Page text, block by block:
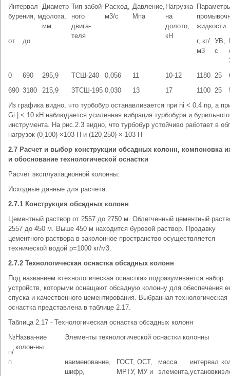
Интервал
бурения, м
Диаметр
долота,
мм
Тип забой-
ного
двига-
теля
Расход,
м3/с
Давление,
Мпа
Нагрузка
на
долото,
кН
жидкости
от
до
r, кг/
м3
УВ,
с
0
690 295,9 ТСШ-240 0,056 11 10-12 1180 25
690 3180 215,9 3ТСШ-195 0,030 13 17 1100 25
Из графика видно, что турбобур останавливается при ni < 0,4 np, а
Gi | < 10 кН наблюдается усиленная вибрация турбобура и бурильного
инструмента. На рис.2.3 видно, что турбобур устойчиво работает в
нагрузок (0¸100) ×103 Н и (120¸250) × 103 Н
2.7 Расчет и выбор конструкции обсадных колонн, компоновка
и обоснование технологической оснастки
Расчет эксплуатационной колонны:
Исходные данные для расчета:
2.7.1 Конструкция обсадных колонн
Цементный раствор от 2557 до 2750 м. Облегченный цементный
2557 до 450 м. Выше 450 м находится буровой раствор. Продавку
цементного раствора в заколонное пространство осуществляется
технической водой ρ=1000 кг/м3.
2.7.2 Технологическая оснастка обсадных колонн
Под названием «технологическая оснастка» подразумевается набор
устройств, которыми оснащают обсадную колонну для обеспечения
спуска и качественного цементирования. Выбранная технологическая
оснастка представлена в таблице 2.17.
Таблица 2.17 - Технологическая оснастка обсадных колонн
№
п/
п
Назва-ние
колон-ны
Элементы технологической оснастки колонны
наименование,
шифр,
ГОСТ, ОСТ,
МРТУ, МУ и
масса
элемента,
интервал
установки